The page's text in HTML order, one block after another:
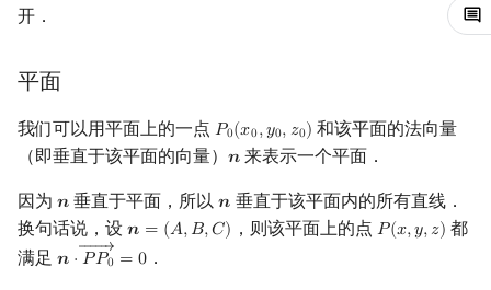
格式手册
数学符号表
F.A.Q.
致谢
学习资源
技巧
出题 Kate
CLion
命令行编译与调试
编译器
WSL (Windows 10)
Testlib
函数
新版 C++ 特性
pb_ds
C++ 与其他常用语言的区别
Pascal 转 C++ 急救
Python 速成
Java 进阶
递归 & 分治
贪心
排序 快速排序
堆排序
二分
启发式搜索
A*
迭代加深搜索
回溯法
区间 DP
DAG 上的 DP
树形 DP
数位 DP
状态设计优化
字符串哈希
字典树 (Trie)
前缀函数与 KMP 算法
Z 函数（扩展 KMP）
二进制集合操作
高精度计算
快速幂
弧度制与坐标系
分解质因数
费马小定理 & 欧拉定理
多项式牛顿迭代
多项式初等函数
斯特林数
伯努利数
线性空间
线性映射
哈希表
并查集
堆
单调栈
区间最值操作 & 区间历史
Size Balanced Tree
红黑树
BFS（图论）
树上问题
树上启发式合并
树分治
有向无环图
最短路问题
三维向量与平面的夹角
点到平面的距离
直线与平面的交点
立体几何定理
分数规划
随机化
悬线法
计算理论基础
开．
平面
我们可以用平面上的一点 𝑃0(𝑥0,𝑦0,𝑧0)
P0(x0,y0,z0) 和该平面的法向量
（即垂直于该平面的向量） 𝒏
n 来表示一个平面．
因为 𝒏
n 垂直于平面，所以𝒏
n 垂直于该平面内的所有直线．
换句话说，设 𝒏 = (𝐴,𝐵,𝐶)
n= (A ,B,C ) ，则该平面上的点 𝑃(𝑥,𝑦,𝑧)
P(x,y,z)
都
满足 𝒏 ⋅←←←←←→
𝑃𝑃0 = 0
n⋅ P P0→ =0 ．